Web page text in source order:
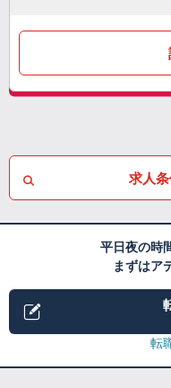
求人
平日夜の時
まずはア
転